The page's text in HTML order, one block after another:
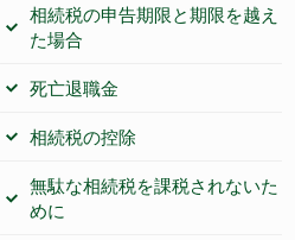
相続税の申告期限と期限を越え
た場合
死亡退職金
相続税の控除
無駄な相続税を課税されないた
めに